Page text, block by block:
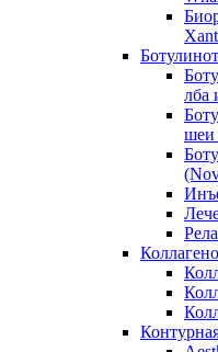
лба
шеи